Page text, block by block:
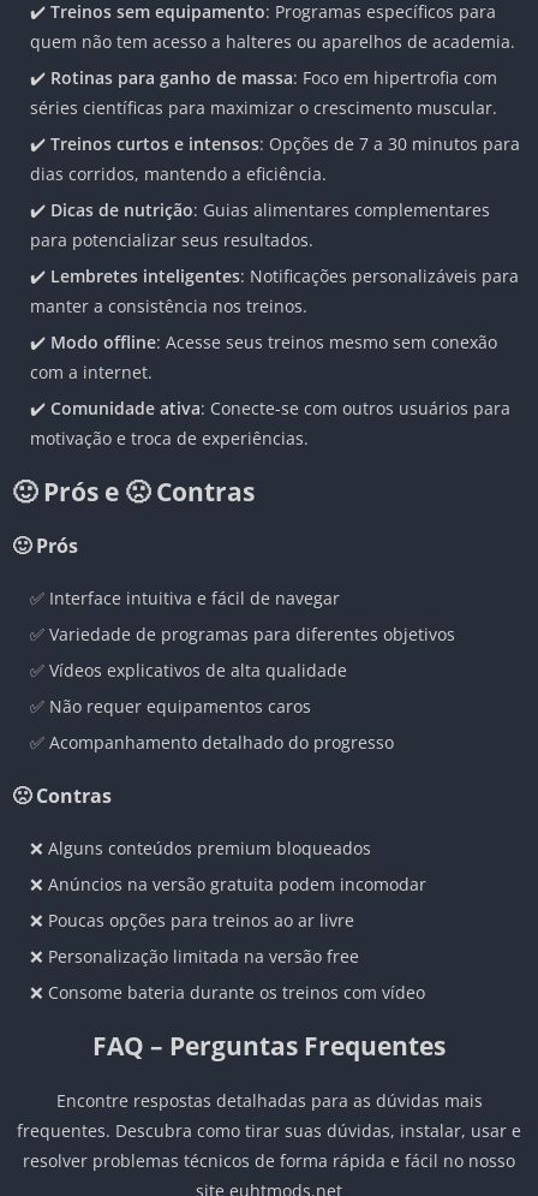
✔️ Treinos sem equipamento: Programas específicos para
quem não tem acesso a halteres ou aparelhos de academia.
✔️ Rotinas para ganho de massa: Foco em hipertrofia com
séries científicas para maximizar o crescimento muscular.
✔️ Treinos curtos e intensos: Opções de 7 a 30 minutos para
dias corridos, mantendo a eficiência.
✔️ Dicas de nutrição: Guias alimentares complementares
para potencializar seus resultados.
✔️ Lembretes inteligentes: Notificações personalizáveis para
manter a consistência nos treinos.
✔️ Modo offline: Acesse seus treinos mesmo sem conexão
com a internet.
✔️ Comunidade ativa: Conecte-se com outros usuários para
motivação e troca de experiências.
🙂 Prós e 🙁 Contras
🙂 Prós
✅ Interface intuitiva e fácil de navegar
✅ Variedade de programas para diferentes objetivos
✅ Vídeos explicativos de alta qualidade
✅ Não requer equipamentos caros
✅ Acompanhamento detalhado do progresso
🙁 Contras
❌ Alguns conteúdos premium bloqueados
❌ Anúncios na versão gratuita podem incomodar
❌ Poucas opções para treinos ao ar livre
❌ Personalização limitada na versão free
❌ Consome bateria durante os treinos com vídeo
FAQ – Perguntas Frequentes
Encontre respostas detalhadas para as dúvidas mais
frequentes. Descubra como tirar suas dúvidas, instalar, usar e
resolver problemas técnicos de forma rápida e fácil no nosso
site euhtmods.net